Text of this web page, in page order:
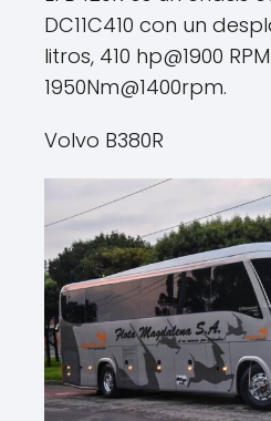
DC11C410 con un
litros, 410 hp@1900
1950Nm@1400rpm.
Volvo B380R